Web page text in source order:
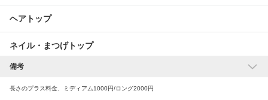
備考
長さのプラス料金、ミディアム1000円/ロング2000円
ヘアトップ
ネイル・まつげトップ
リラク・マッサージトップ